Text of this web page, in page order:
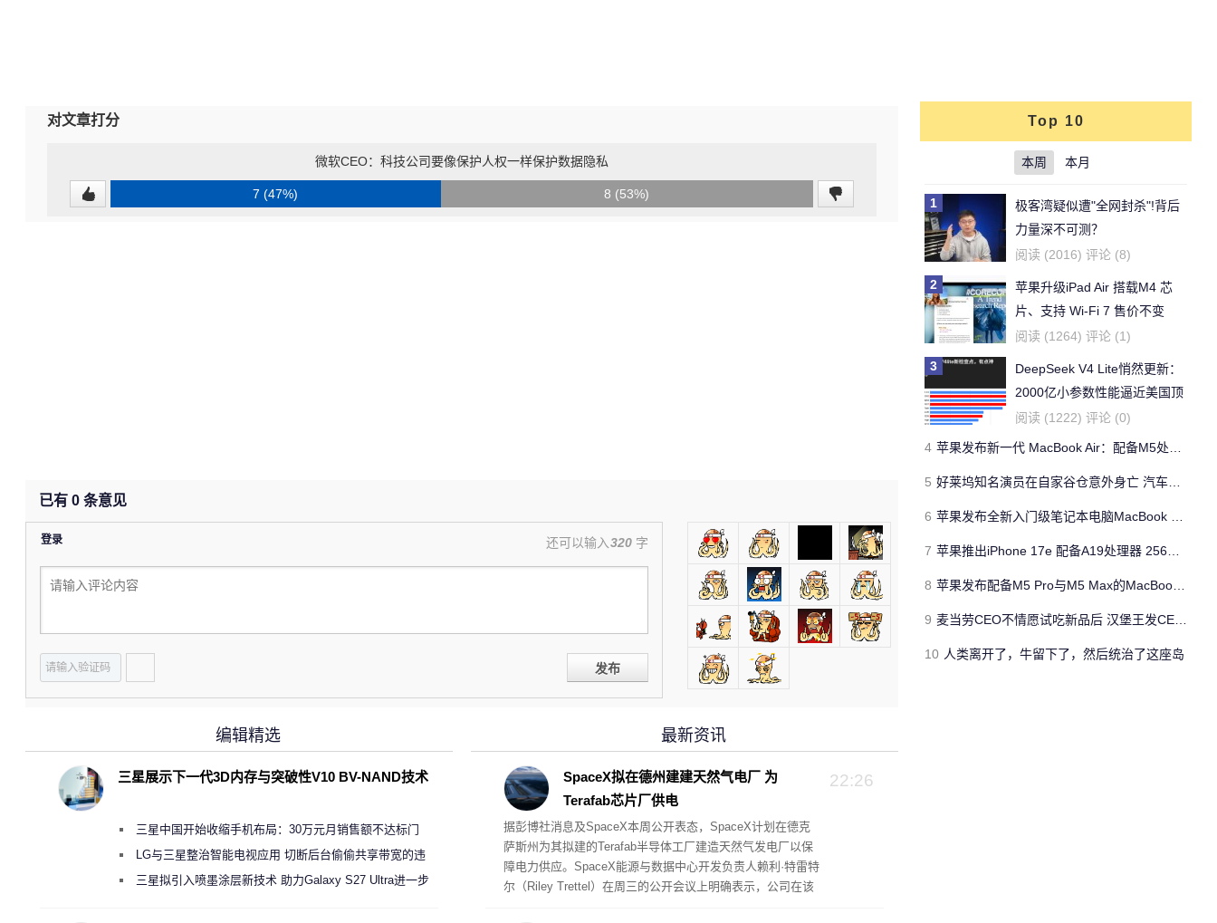
对文章打分
微软CEO：科技公司要像保护人权一样保护数据隐私
7 (47%) 8 (53%)
已有 0 条意见
登录 还可以输入320 字
发布
最新资讯
22:26
SpaceX拟在德州建建天然气电厂 为
Terafab芯片厂供电
据彭博社消息及SpaceX本周公开表态，SpaceX计划在德克
萨斯州为其拟建的Terafab半导体工厂建造天然气发电厂以保
障电力供应。SpaceX能源与数据中心开发负责人赖利·特雷特
尔（Riley Trettel）在周三的公开会议上明确表示，公司在该
编辑精选
三星展示下一代3D内存与突破性V10 BV-NAND技术
三星中国开始收缩手机布局：30万元月销售额不达标门
店 将被逐步清退
LG与三星整治智能电视应用 切断后台偷偷共享带宽的违
规行为三星拟引入喷墨涂层新技术 助力Galaxy S27 Ultra进一步
Top 10
本周 本月
1
极客湾疑似遭"全网封杀"!背后
力量深不可测？
阅读 (2016) 评论 (8)
2
苹果升级iPad Air 搭载M4 芯
片、支持 Wi‑Fi 7 售价不变
阅读 (1264) 评论 (1)
3
DeepSeek V4 Lite悄然更新：
2000亿小参数性能逼近美国顶
流
阅读 (1222) 评论 (0)
4 苹果发布新一代 MacBook Air：配备M5处理器 性能、存储与 AI 全面升级 ​
5 好莱坞知名演员在自家谷仓意外身亡 汽车搭电时突然自燃
6 苹果发布全新入门级笔记本电脑MacBook Neo 起售价599美元
7 苹果推出iPhone 17e 配备A19处理器 256GB容量起步 刘海屏依旧
8 苹果发布配备M5 Pro与M5 Max的MacBook Pro 本地AI能力再升级 ​
9 麦当劳CEO不情愿试吃新品后 汉堡王发CEO狠咬皇堡视频借势营销
10 人类离开了，牛留下了，然后统治了这座岛